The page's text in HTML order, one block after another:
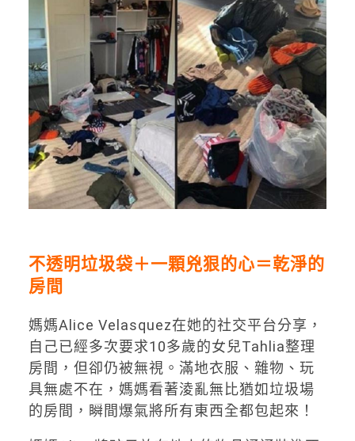
不透明垃圾袋＋一顆兇狠的心＝乾淨的
房間
媽媽Alice Velasquez在她的社交平台分享，
自己已經多次要求10多歲的女兒Tahlia整理
房間，但卻仍被無視。滿地衣服、雜物、玩
具無處不在，媽媽看著淩亂無比猶如垃圾場
的房間，瞬間爆氣將所有東西全都包起來！